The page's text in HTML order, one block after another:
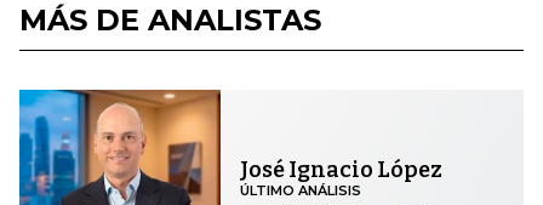
MÁS DE ANALISTAS
José Ignacio López
ÚLTIMO ANÁLISIS